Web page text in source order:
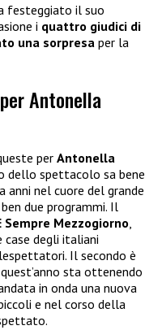
festeggiato il suo
i quattro giudici di
una sorpresa per la
Antonella
per Antonella
dello spettacolo sa bene
nel cuore del grande
due programmi. Il
Sempre Mezzogiorno,
degli italiani
Il secondo è
quest’anno sta ottenendo
in onda una nuova
e nel corso della